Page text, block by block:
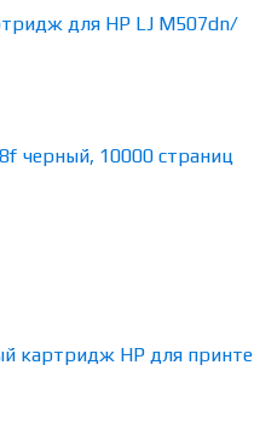
для HP LJ M507dn/